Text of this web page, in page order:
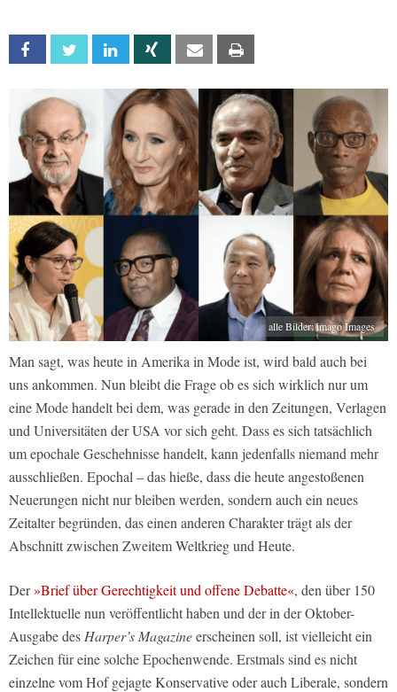
Facebook Twitter Linkedin Xing Email
alle Bilder: imago Images
Man sagt, was heute in Amerika in Mode ist, wird bald auch bei
uns ankommen. Nun bleibt die Frage ob es sich wirklich nur um
eine Mode handelt bei dem, was gerade in den Zeitungen, Verlagen
und Universitäten der USA vor sich geht. Dass es sich tatsächlich
um epochale Geschehnisse handelt, kann jedenfalls niemand mehr
ausschließen. Epochal – das hieße, dass die heute angestoßenen
Neuerungen nicht nur bleiben werden, sondern auch ein neues
Zeitalter begründen, das einen anderen Charakter trägt als der
Abschnitt zwischen Zweitem Weltkrieg und Heute.
Der»Brief über Gerechtigkeit und offene Debatte«, den über 150
Intellektuelle nun veröffentlicht haben und der in der Oktober-
Ausgabe des Harper’s Magazineerscheinen soll, ist vielleicht ein
Zeichen für eine solche Epochenwende. Erstmals sind es nicht
einzelne vom Hof gejagte Konservative oder auch Liberale, sondern